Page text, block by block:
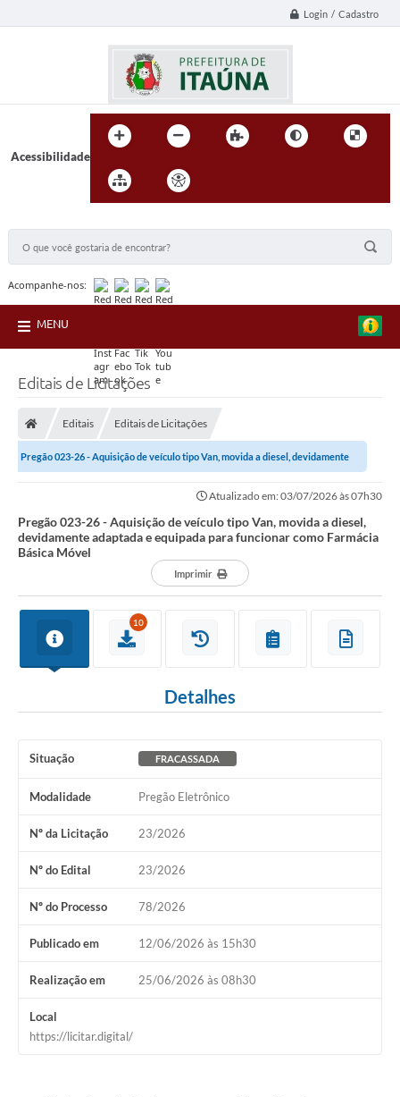
Login / Cadastro
Acessibilidade
Acompanhe-nos:
MENU
Editais de Licitações
Editais Editais de Licitações
Pregão 023-26 - Aquisição de veículo tipo Van, movida a diesel, devidamente
Atualizado em: 03/07/2026 às 07h30
Pregão 023-26 - Aquisição de veículo tipo Van, movida a diesel,
devidamente adaptada e equipada para funcionar como Farmácia
Básica Móvel
Imprimir
10
Detalhes
Situação FRACASSADA
Modalidade Pregão Eletrônico
Nº da Licitação 23/2026
Nº do Edital 23/2026
Nº do Processo 78/2026
Publicado em 12/06/2026 às 15h30
Realização em 25/06/2026 às 08h30
Local
https://licitar.digital/